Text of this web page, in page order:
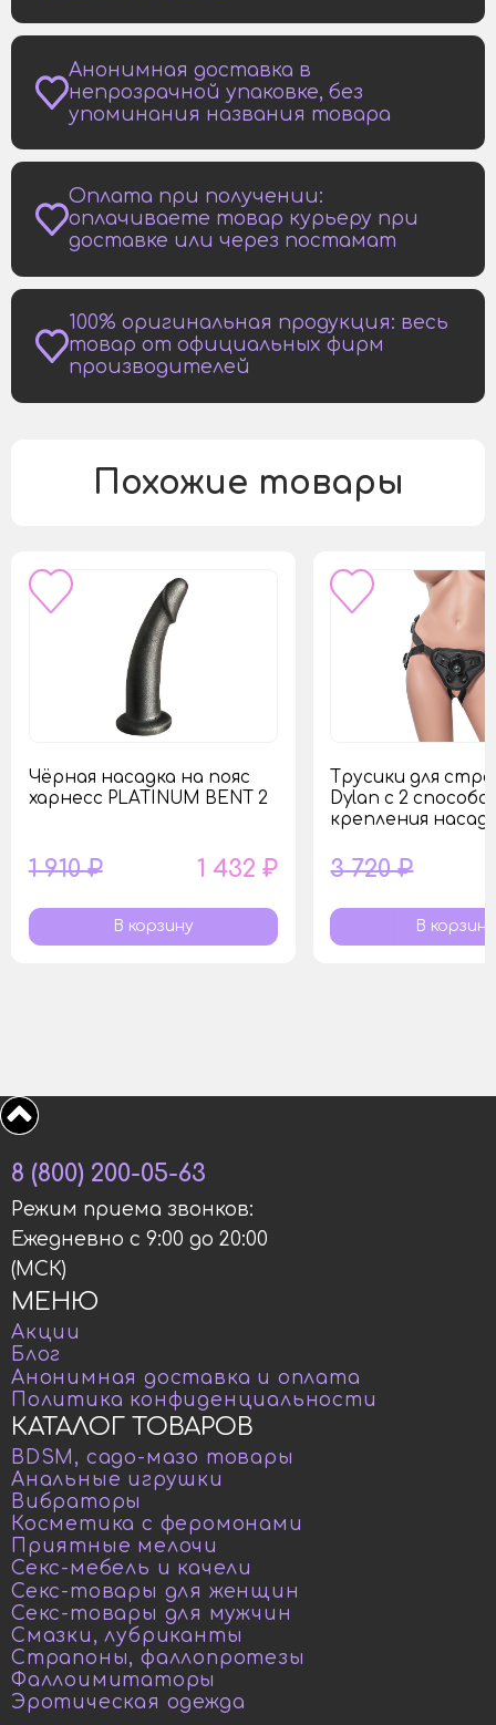
Анонимная доставка в
непрозрачной упаковке, без
упоминания названия товара
Оплата при получении:
оплачиваете товар курьеру при
доставке или через постамат
100% оригинальная продукция: весь
товар от официальных фирм
производителей
Похожие товары
Чёрная насадка на пояс
харнесс PLATINUM BENT 2
1 910 ₽ 1 432 ₽
Трусики для
Dylan с 2
крепления
3 720 ₽
КАТАЛОГ ТОВАРОВ
BDSM, садо-мазо товары
Анальные игрушки
Вибраторы
Косметика с феромонами
Приятные мелочи
Секс-мебель и качели
Секс-товары для женщин
Секс-товары для мужчин
Смазки, лубриканты
Страпоны, фаллопротезы
Фаллоимитаторы
Эротическая одежда
МЕНЮ
Акции
Блог
Анонимная доставка и оплата
Политика конфиденциальности
8 (800) 200-05-63
Режим приема звонков:
Ежедневно с 9:00 до 20:00
(МСК)